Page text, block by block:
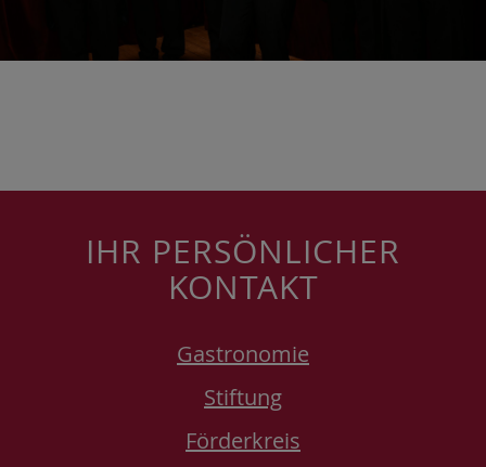
IHR PERSÖNLICHER
KONTAKT
Gastronomie
Stiftung
Förderkreis